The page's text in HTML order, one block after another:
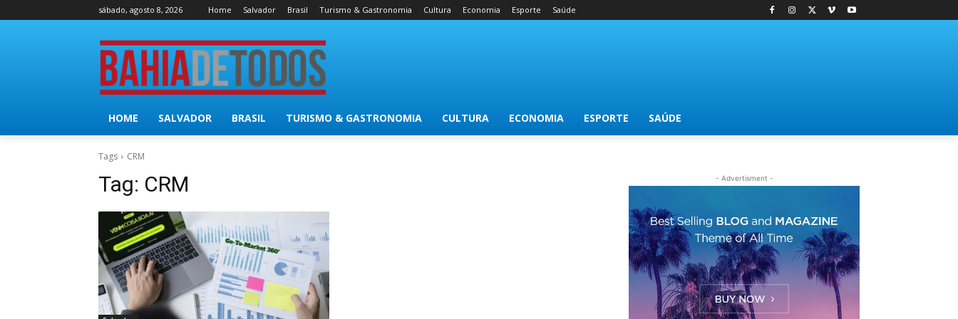
sábado, agosto 8, 2026 Home Salvador Brasil Turismo & Gastronomia Cultura Economia Esporte Saúde
HOME SALVADOR BRASIL TURISMO & GASTRONOMIA CULTURA ECONOMIA ESPORTE SAÚDE
Tags CRM
Tag: CRM - Advertisment -